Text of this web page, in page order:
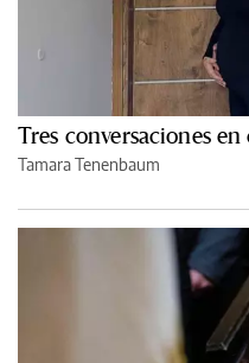
Tres conversaciones
Tamara Tenenbaum